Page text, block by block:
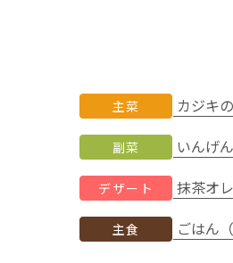
主菜 カジキ
副菜 いんげ
デザート 抹茶オ
主食 ごはん